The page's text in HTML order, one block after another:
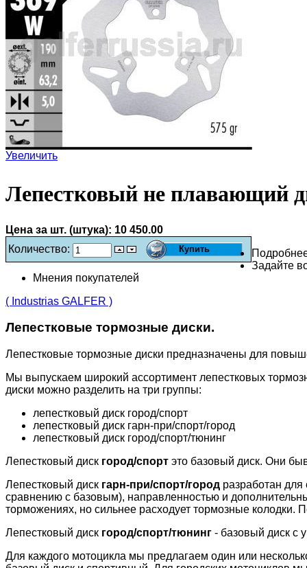
Увеличить
Лепестковый не плавающий
Цена за шт. (штука): 10 450.00
Количество:
Задайте
Мнения покупателей
( Industrias GALFER )
Лепестковые тормозные диски.
Лепестковые тормозные диски предназначены для
Мы выпускаем широкий ассортимент лепестковых
диски можно разделить на три группы:
лепестковый диск город/спорт
лепестковый диск гарн-при/спорт/город
лепестковый диск город/спорт/тюнинг
Лепестковый диск город/спорт это базовый диск. Они
Лепестковый диск гарн-при/спорт/город разработан
сравнению с базовым), направленностью и
торможениях, но сильнее расходует тормозные колодки.
Лепестковый диск город/спорт/тюнинг - базовый диск с
Для каждого мотоцикла мы предлагаем один или